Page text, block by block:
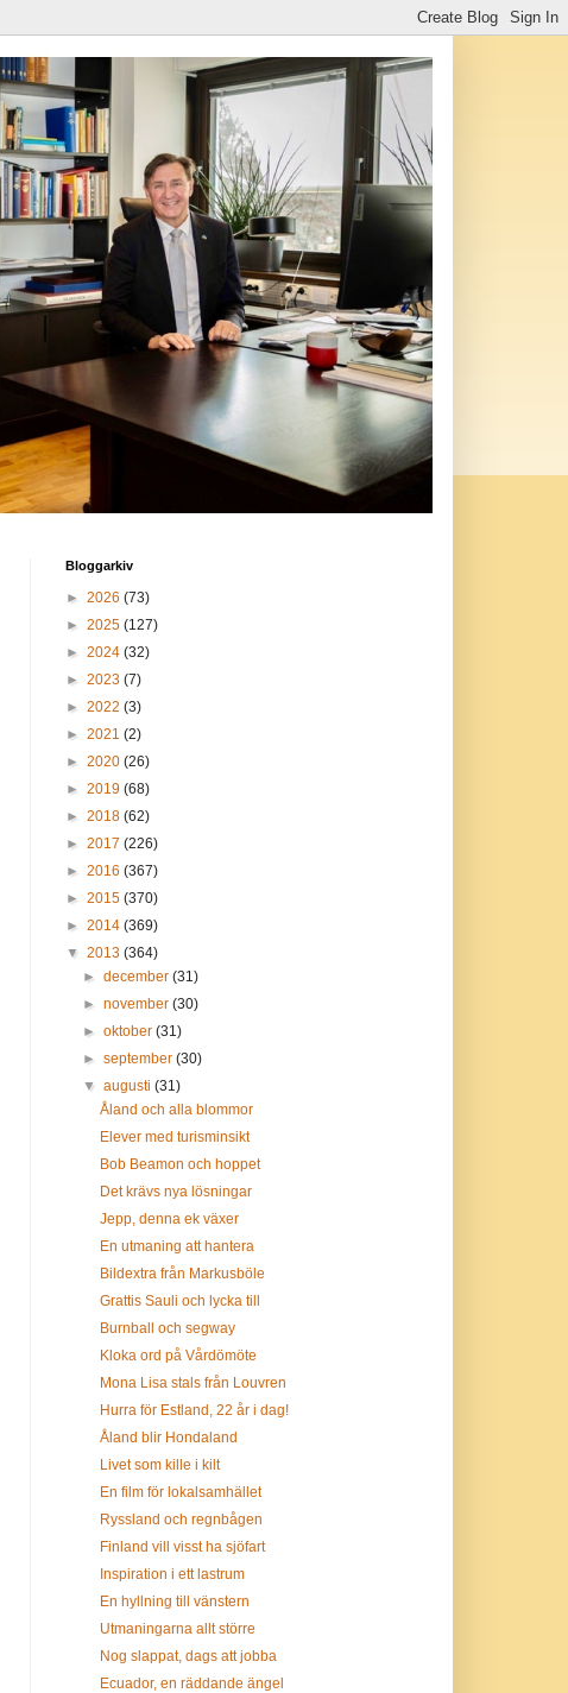
Bloggarkiv
► 2026 (73)
► 2025 (127)
► 2024 (32)
► 2023 (7)
► 2022 (3)
► 2021 (2)
► 2020 (26)
► 2019 (68)
► 2018 (62)
► 2017 (226)
► 2016 (367)
► 2015 (370)
► 2014 (369)
▼ 2013 (364)
► december (31)
► november (30)
► oktober (31)
► september (30)
▼ augusti (31)
Åland och alla blommor
Elever med turisminsikt
Bob Beamon och hoppet
Det krävs nya lösningar
Jepp, denna ek växer
En utmaning att hantera
Bildextra från Markusböle
Grattis Sauli och lycka till
Burnball och segway
Kloka ord på Vårdömöte
Mona Lisa stals från Louvren
Hurra för Estland, 22 år i dag!
Åland blir Hondaland
Livet som kille i kilt
En film för lokalsamhället
Ryssland och regnbågen
Finland vill visst ha sjöfart
Inspiration i ett lastrum
En hyllning till vänstern
Utmaningarna allt större
Nog slappat, dags att jobba
Ecuador, en räddande ängel